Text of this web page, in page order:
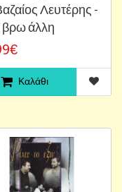
Λευτέρης -
άλλη
Καλάθι